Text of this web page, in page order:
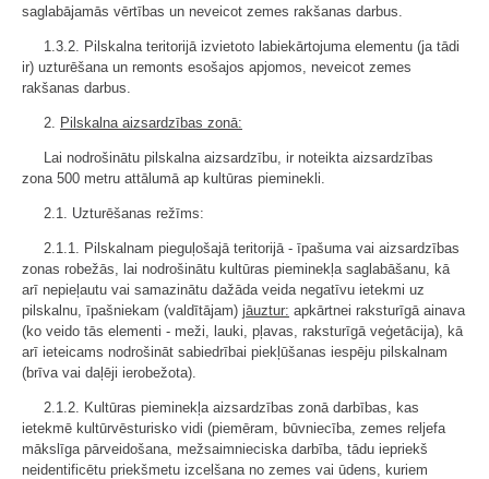
saglabājamās vērtības un neveicot zemes rakšanas darbus.
1.3.2. Pilskalna teritorijā izvietoto labiekārtojuma elementu (ja tādi
ir) uzturēšana un remonts esošajos apjomos, neveicot zemes
rakšanas darbus.
2. Pilskalna aizsardzības zonā:
Lai nodrošinātu pilskalna aizsardzību, ir noteikta aizsardzības
zona 500 metru attālumā ap kultūras pieminekli.
2.1. Uzturēšanas režīms:
2.1.1. Pilskalnam pieguļošajā teritorijā - īpašuma vai aizsardzības
zonas robežās, lai nodrošinātu kultūras pieminekļa saglabāšanu, kā
arī nepieļautu vai samazinātu dažāda veida negatīvu ietekmi uz
pilskalnu, īpašniekam (valdītājam) jāuztur: apkārtnei raksturīgā ainava
(ko veido tās elementi - meži, lauki, pļavas, raksturīgā veģetācija), kā
arī ieteicams nodrošināt sabiedrībai piekļūšanas iespēju pilskalnam
(brīva vai daļēji ierobežota).
2.1.2. Kultūras pieminekļa aizsardzības zonā darbības, kas
ietekmē kultūrvēsturisko vidi (piemēram, būvniecība, zemes reljefa
mākslīga pārveidošana, mežsaimnieciska darbība, tādu iepriekš
neidentificētu priekšmetu izcelšana no zemes vai ūdens, kuriem